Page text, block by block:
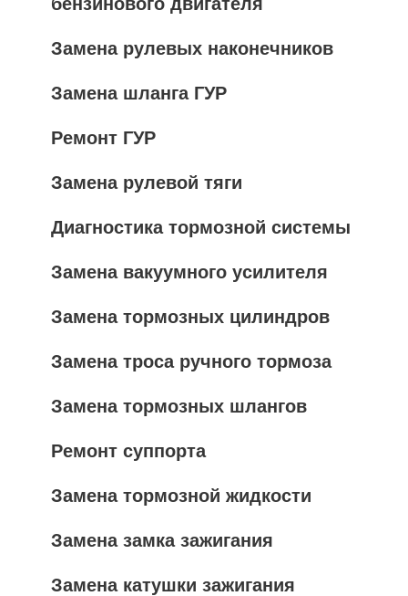
Замена рулевых наконечников
Замена шланга ГУР
Ремонт ГУР
Замена рулевой тяги
Диагностика тормозной системы
Замена вакуумного усилителя
Замена тормозных цилиндров
Замена троса ручного тормоза
Замена тормозных шлангов
Ремонт суппорта
Замена тормозной жидкости
Замена замка зажигания
Замена катушки зажигания